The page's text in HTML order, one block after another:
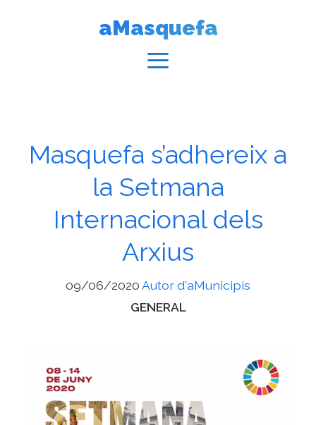
aMasquefa
Masquefa s’adhereix a
la Setmana
Internacional dels
Arxius
09/06/2020Autor d'aMunicipis
Categories
GENERAL